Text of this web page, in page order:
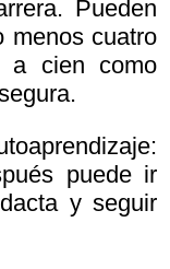
Pueden
menos cuatro
a cien como
puede ir
y seguir